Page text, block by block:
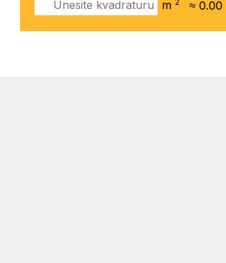
m ≈ 0.00